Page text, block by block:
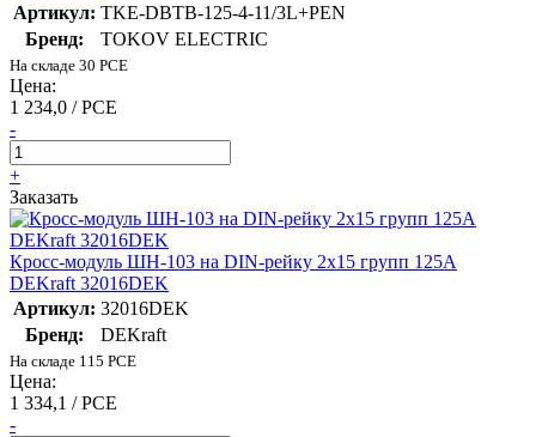
Артикул: TKE-DBTB-125-4-11/3L+PEN
Бренд:
TOKOV ELECTRIC
На складе 30 PCE
Цена:
1 234,0 / PCE
-
+
Заказать
Кросс-модуль ШН-103 на DIN-рейку 2х15 групп 125А
DEKraft 32016DEK
Артикул: 32016DEK
Бренд:
DEKraft
На складе 115 PCE
Цена:
1 334,1 / PCE
-